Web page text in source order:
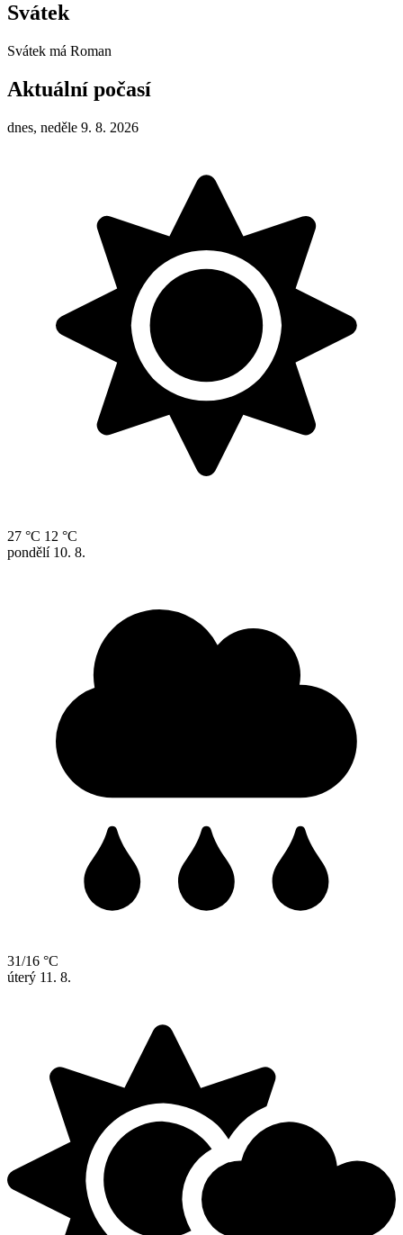
Svátek
Svátek má Roman
Aktuální počasí
dnes, neděle 9. 8. 2026
27 °C 12 °C
pondělí 10. 8.
31/16 °C
úterý 11. 8.